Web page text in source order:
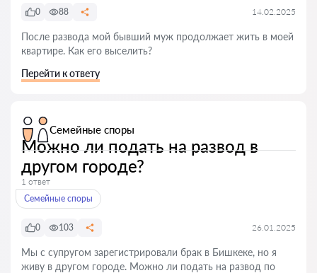
0 88 14.02.2025
После развода мой бывший муж продолжает жить в моей
квартире. Как его выселить?
Перейти к ответу
Семейные споры
Можно ли подать на развод в
другом городе?
1 ответ
Семейные споры
0 103 26.01.2025
Мы с супругом зарегистрировали брак в Бишкеке, но я
живу в другом городе. Можно ли подать на развод по